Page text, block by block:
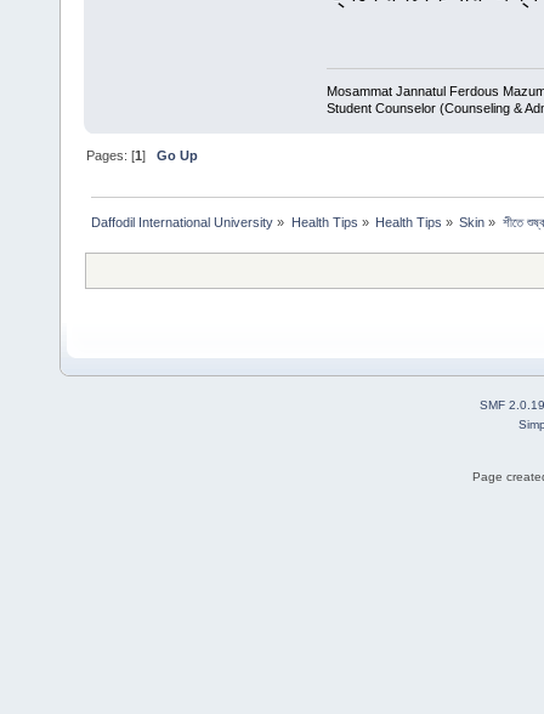
Mosammat Jannatul Ferdous
Student Counselor (Counseling &
Pages: [1]Go Up
Daffodil International University » Health Tips » Health Tips » Skin » শীতে
SMF 2.0.19
Page